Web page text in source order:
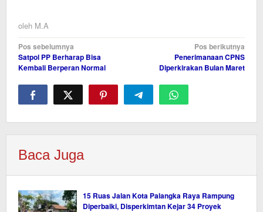
oleh M.A
Navigasi
pos
Pos sebelumnya
Satpol PP Berharap Bisa
Kembali Berperan Normal
Pos berikutnya
Penerimanaan CPNS
Diperkirakan Bulan Maret
Baca Juga
15 Ruas Jalan Kota Palangka Raya Rampung
Diperbaiki, Disperkimtan Kejar 34 Proyek